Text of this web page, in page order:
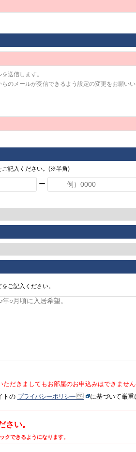
送信します。
のメールが受信できるよう設定の変更をお願いい
ご記入ください。(※半角)
ー
ご記入ください。
だきましてもお部屋のお申込みはできません
トの プライバシーポリシー に基づいて厳重
さい。
クできるようになります。